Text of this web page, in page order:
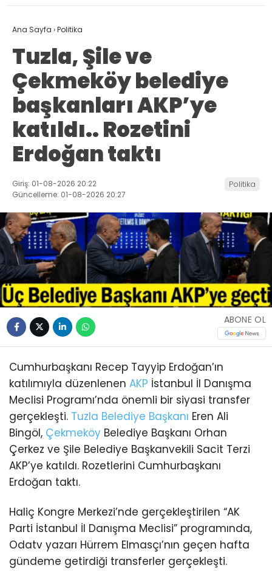
Ana Sayfa ›Politika
Tuzla, Şile ve
Çekmeköy belediye
başkanları AKP’ye
katıldı.. Rozetini
Erdoğan taktı
Giriş: 01-08-2026 20:22
Güncelleme: 01-08-2026 20:27
Politika
ABONE OL
Cumhurbaşkanı Recep Tayyip Erdoğan’ın
katılımıyla düzenlenen AKP İstanbul İl Danışma
Meclisi Programı’nda önemli bir siyasi transfer
gerçekleşti. Tuzla Belediye Başkanı Eren Ali
Bingöl, Çekmeköy Belediye Başkanı Orhan
Çerkez ve Şile Belediye Başkanvekili Sacit Terzi
AKP’ye katıldı. Rozetlerini Cumhurbaşkanı
Erdoğan taktı.
Haliç Kongre Merkezi’nde gerçekleştirilen “AK
Parti İstanbul İl Danışma Meclisi” programında,
Odatv yazarı Hürrem Elmasçı’nın geçen hafta
gündeme getirdiği transferler gerçekleşti.